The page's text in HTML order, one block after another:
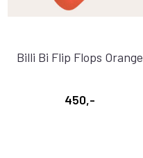
Billi Bi Flip Flops Orange
450,-